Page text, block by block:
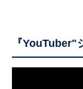
『YouTuber"